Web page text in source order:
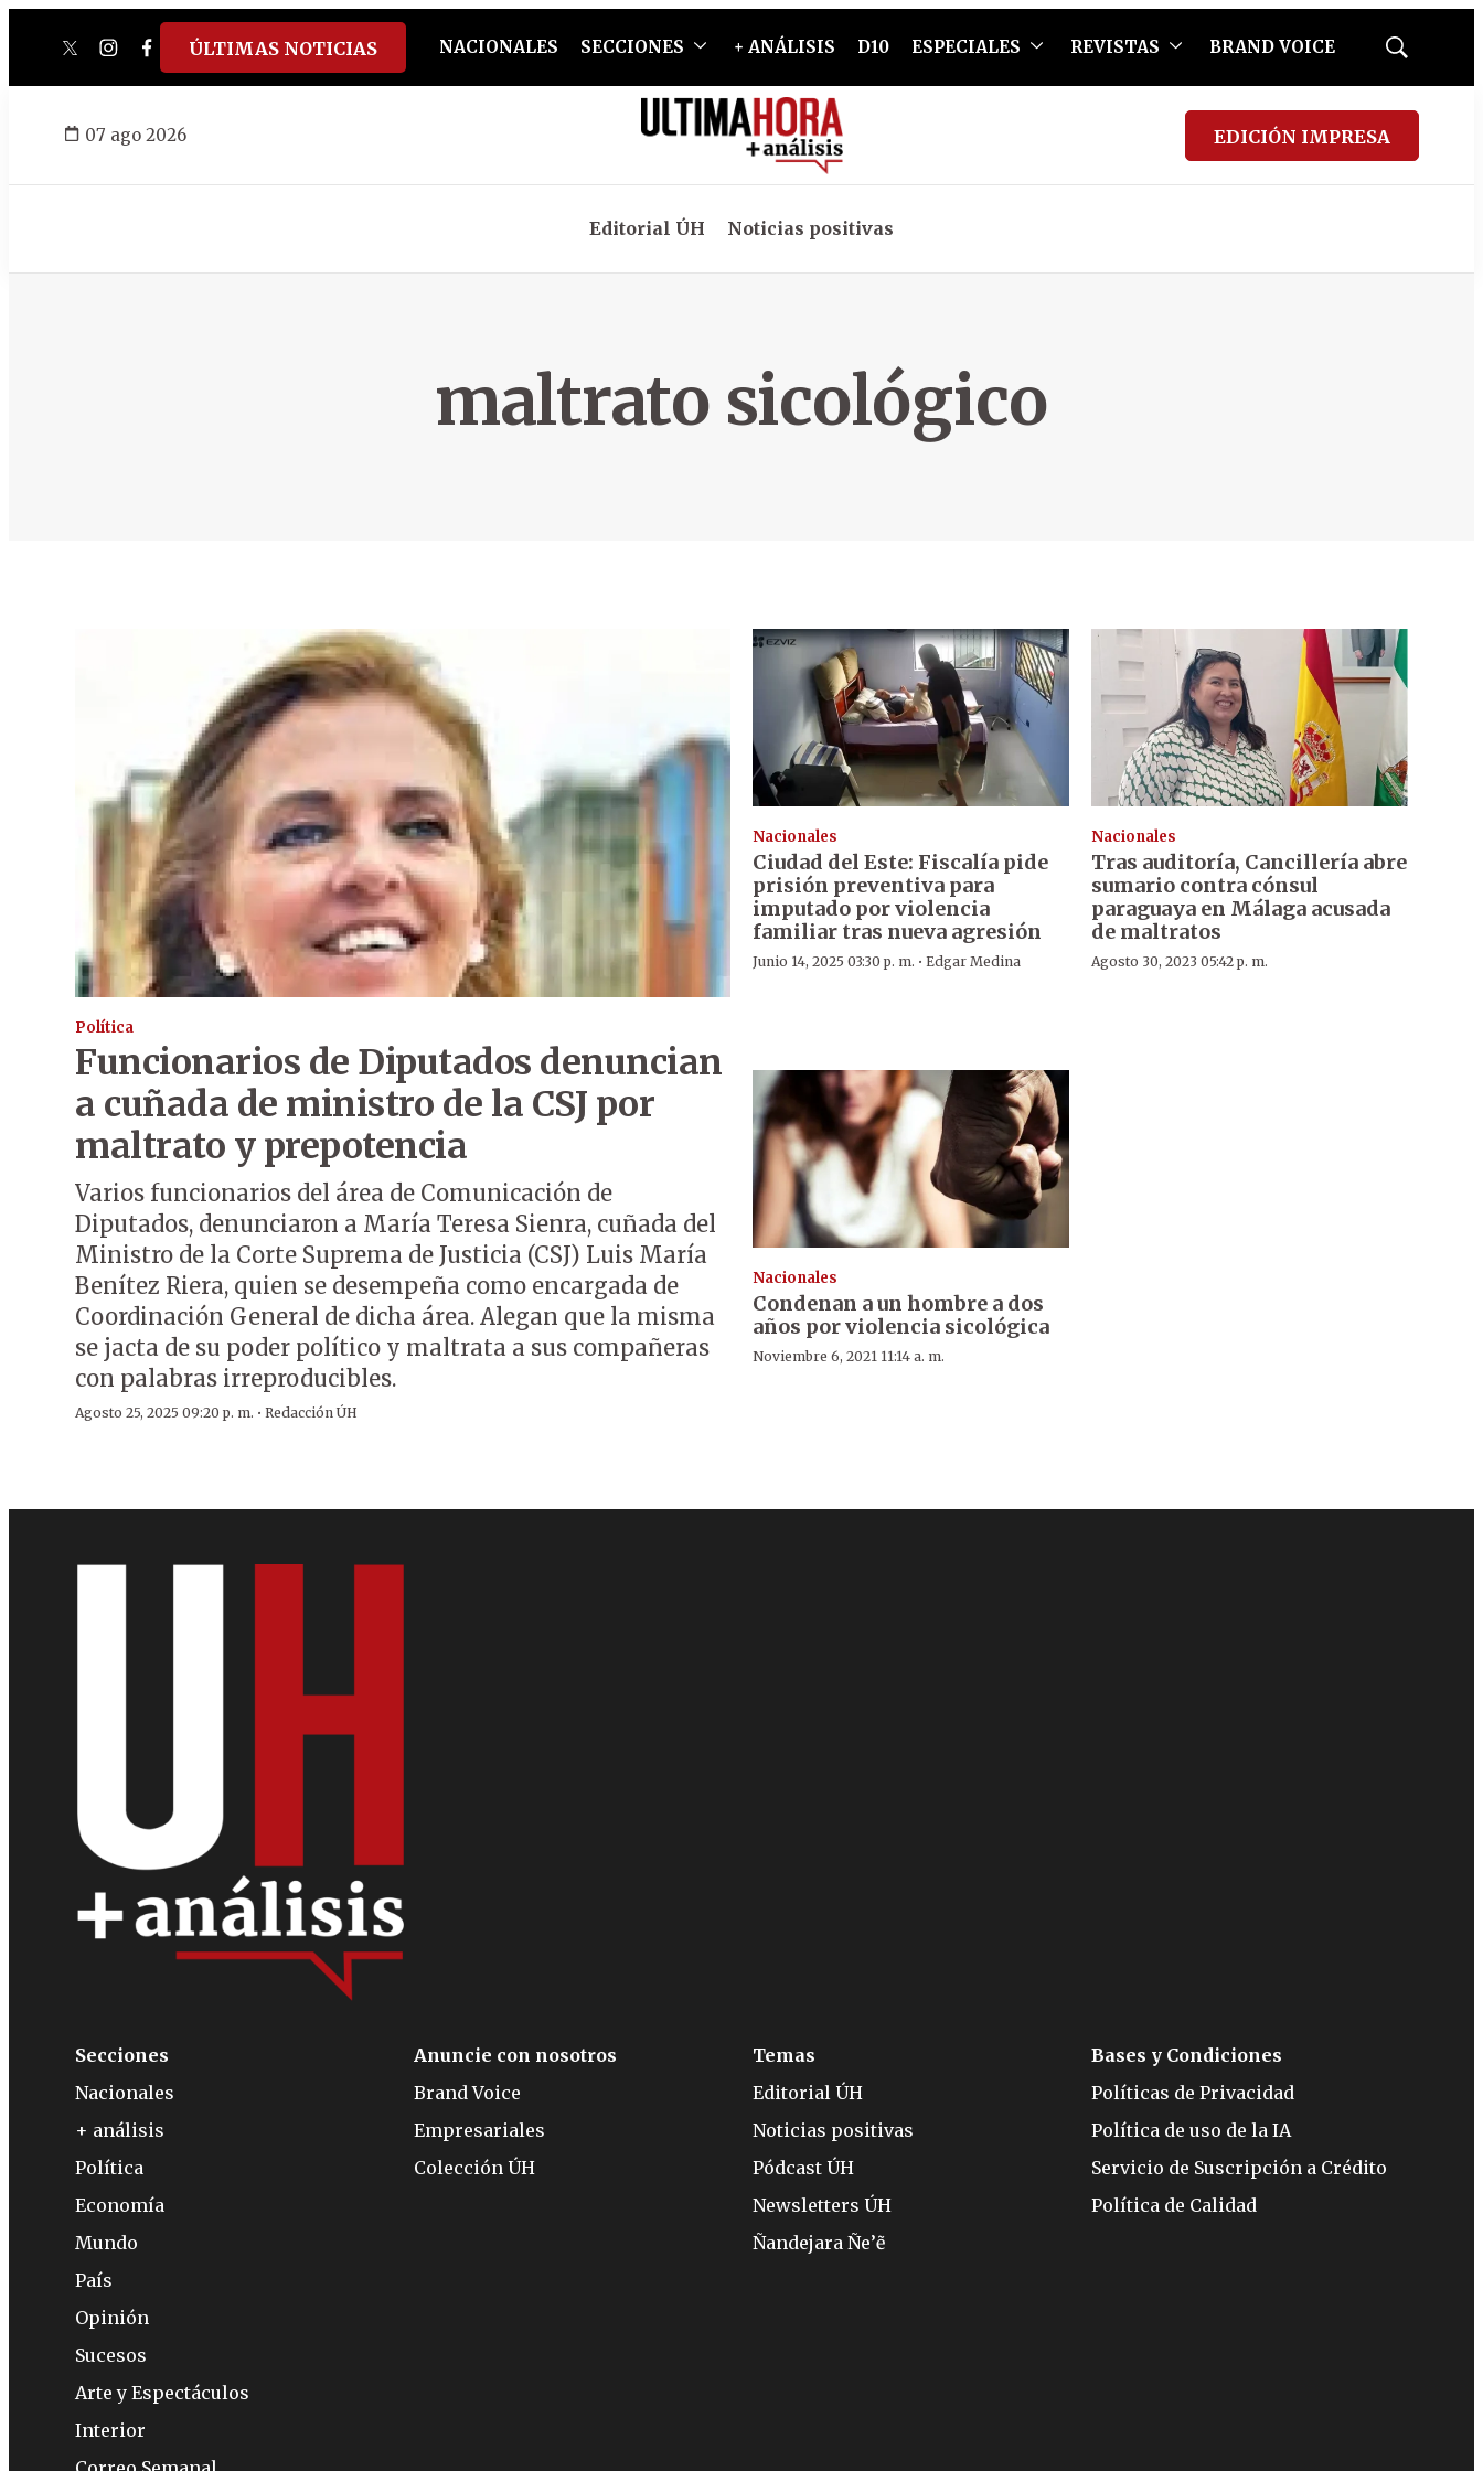
twitterinstagram
facebook
tiktokyoutube
spotify
ÚLTIMAS NOTICIAS NACIONALES SECCIONES + ANÁLISIS D10 ESPECIALES REVISTAS BRAND VOICE
Mostrar
07 ago 2026 EDICIÓN IMPRESA
Editorial ÚH Noticias positivas
maltrato sicológico
Política
Funcionarios de Diputados denuncian
a cuñada de ministro de la CSJ por
maltrato y prepotencia
Varios funcionarios del área de Comunicación de
Diputados, denunciaron a María Teresa Sienra, cuñada del
Ministro de la Corte Suprema de Justicia (CSJ) Luis María
Benítez Riera, quien se desempeña como encargada de
Coordinación General de dicha área. Alegan que la misma
se jacta de su poder político y maltrata a sus compañeras
con palabras irreproducibles.
Agosto 25, 2025 09:20 p. m. · Redacción ÚH
Nacionales
Ciudad del Este: Fiscalía pide
prisión preventiva para
imputado por violencia
familiar tras nueva agresión
Junio 14, 2025 03:30 p. m. · Edgar Medina
Nacionales
Tras auditoría, Cancillería abre
sumario contra cónsul
paraguaya en Málaga acusada
de maltratos
Agosto 30, 2023 05:42 p. m.
Nacionales
Condenan a un hombre a dos
años por violencia sicológica
Noviembre 6, 2021 11:14 a. m.
Secciones
Nacionales
+ análisis
Política
Economía
Mundo
País
Opinión
Sucesos
Arte y Espectáculos
Interior
Anuncie con nosotros
Brand Voice
Empresariales
Colección ÚH
Temas
Editorial ÚH
Noticias positivas
Pódcast ÚH
Newsletters ÚH
Ñandejara Ñe’ẽ
Bases y Condiciones
Políticas de Privacidad
Política de uso de la IA
Servicio de Suscripción a Crédito
Política de Calidad